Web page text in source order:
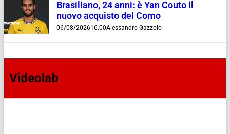
Brasiliano, 24 anni: è Yan Couto il
nuovo acquisto del Como
06/08/202616:00Alessandro Gazzolo
Videolab